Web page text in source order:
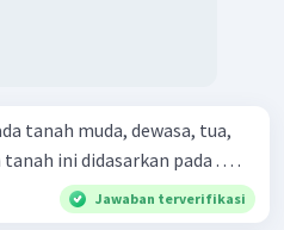
tanah muda, dewasa, tua,
ini didasarkan pada . . . .
Jawaban terverifikasi